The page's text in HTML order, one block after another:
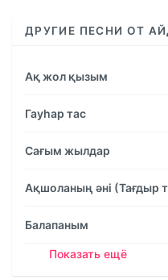
ДРУГИЕ ПЕСНИ ОТ
Ақ жол қызым
Гауһар тас
Сағым жылдар
Ақшоланың әні (Тағдыр
Балапаным
Показать ещё